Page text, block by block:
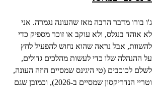
ג'ו בורו מדבר הרבה מאז שהעונה נגמרה. אני
לא אוהד בנגלס, ולא עוקב או זוכר מספיק כדי
להשוות, אבל נראה שהוא נחוש להפעיל לחץ
על ההנהלה שלו כדי לעשות מהלכים גדולים,
לשלם לכוכבים (טי היגינס שמסיים חוזה העונה,
וטריי הנדריקסון שמסיים ב-2026), וכמובן שגם